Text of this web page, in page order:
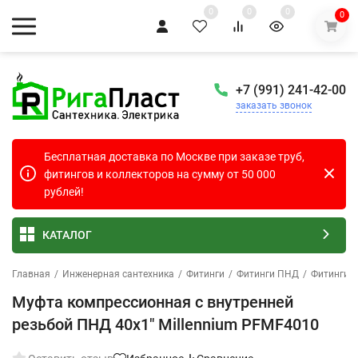
0 0 0 0
+7 (991) 241-42-00
заказать звонок
Бесплатная доставка по Москве при заказе труб,
фитингов и коллекторов на сумму от 50 000
рублей!
КАТАЛОГ
Главная / Инженерная сантехника / Фитинги / Фитинги ПНД / Фитинги
Муфта компрессионная с внутренней
резьбой ПНД 40х1" Millennium PFMF4010